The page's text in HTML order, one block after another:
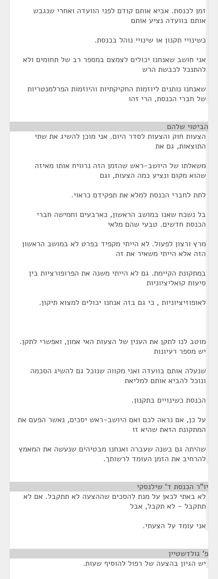
זמן לכנסת. אביא אותם קודם לפני הוועדה ואחרי שנגבש
אותם בוועדה נציע אותם
כשינויי תקנון או שינויי נוהל בכנסת.
אני חושב שאנחנו יכולים לצמצם במספר רב של תחומים ולא
להתנכל לכבשת הרש
שאנחנו נותנים ליוזמות החקיקתיות והיוזמות הפרלמנטריות
של חברי הכנסת, הרי זהו
הביטוי שלהם
הצעות חוק והצעות לסדר היום. אני מוכן להשיג את שתי
התוצאות, גם את
משאלתו של היושב-ראש שהזמן הזה נרוויח אותו מאיזה
שהוא מקום ונציע כמה הצעות, וגם
לתת לחברי הכנסת למלא את תפקידם כראוי.
בל נשכח שאנו במושב הראשון, כארבעים וחמישה חברי
הכנסת חדשים. טבעי שהם מלאי
מרץ ורצון לפעול. לא הייתי מקפיד בפרט לא במושב הראשון
הזה אלא הייתי משאיר את זה
במתקונת הקיימת. גם לא הייתי משנה את הפרופורציות בין
סיעות קואליציוניות
לאופוזיציוניות , כי גם בזה אנחנו יכולים למצוא תיקון.
מוטב לנו לתקן את הענין של הצעות האי אמון, ואפשרי לתקן.
יש מספר רעיונות
שנעלה אותם בוועדה ואני מקווה שנוכל גם להשיג הסכמה
ונוכל להביא אותם למליאת
הכנסת כשינויים בתקנון.
על כן, אם נראה לכם ואם היושב-ראש יסכים, נאשר הפעם את
המתקונת הזאת שהיא זו
שהיתה גם בשנה שעברה ואנחנו מבטיהים שנעשה את המאמץ
להרחיב את הזמן העומד לרשותך.
יו"ר הכנסת ד' שילנסקי
לא באתי לכאן על מנת להסכים שההצעה לא תתקבל. אם לא
תתקבל - לא תקבל, אבל
אני עומד על הצעתי.
פ' גולדשטיין
יש הגיון בהצעה של רפול להוסיף שעות.